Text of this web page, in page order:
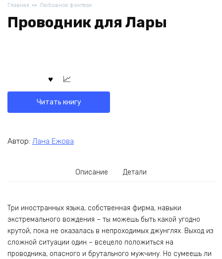
Главная Любовное фэнтези
Проводник для Лары
Читать книгу
Автор: Лана Ежова
Описание Детали
Три иностранных языка, собственная фирма, навыки
экстремального вождения – ты можешь быть какой угодно
крутой, пока не оказалась в непроходимых джунглях. Выход из
сложной ситуации один – всецело положиться на
проводника, опасного и брутального мужчину. Но сумеешь ли